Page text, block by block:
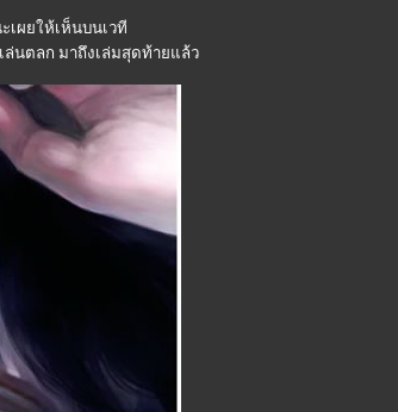
เผยให้เห็นบนเวที
ล่นตลก มาถึงเล่มสุดท้ายแล้ว